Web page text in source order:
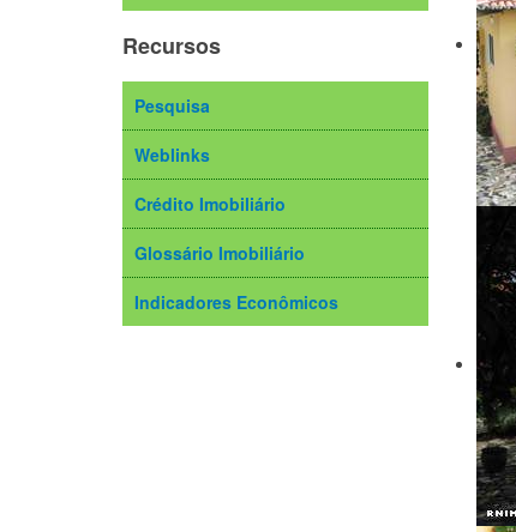
Recursos
Pesquisa
Weblinks
Crédito Imobiliário
Glossário Imobiliário
Indicadores Econômicos